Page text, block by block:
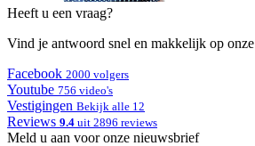
Heeft u een vraag?
Vind je antwoord snel en makkelijk op onze
Facebook 2000 volgers
Youtube 756 video's
Vestigingen Bekijk alle 12
Reviews 9.4 uit 2896 reviews
Meld u aan voor onze nieuwsbrief